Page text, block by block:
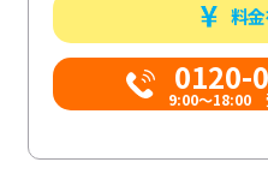
料
0120-
9:00〜18:00